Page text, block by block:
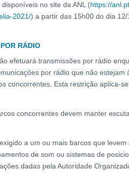
no site da ANL (https://
2021/) a partir das 15h00 do dia 12/
RÁDIO
efetuará transmissões por rádio
por rádio que não estejam
concorrentes. Esta restrição aplica-
concorrentes devem manter
a um ou mais barcos que
de som ou sistemas de
dadas pela Autoridade